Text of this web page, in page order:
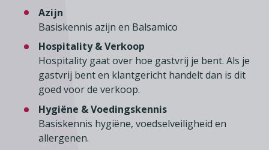
Azijn
Basiskennis azijn en Balsamico
Hospitality & Verkoop
Hospitality gaat over hoe gastvrij je bent. Als je
gastvrij bent en klantgericht handelt dan is dit
goed voor de verkoop.
Hygiëne & Voedingskennis
Basiskennis hygiëne, voedselveiligheid en
allergenen.